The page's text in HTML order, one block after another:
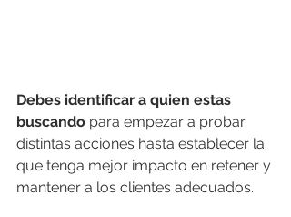
Debes identificar a quien estas
buscando para empezar a probar
distintas acciones hasta establecer la
que tenga mejor impacto en retener y
mantener a los clientes adecuados.